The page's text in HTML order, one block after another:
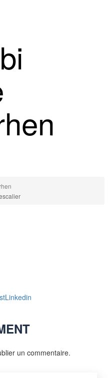
Linkedin
un commentaire.